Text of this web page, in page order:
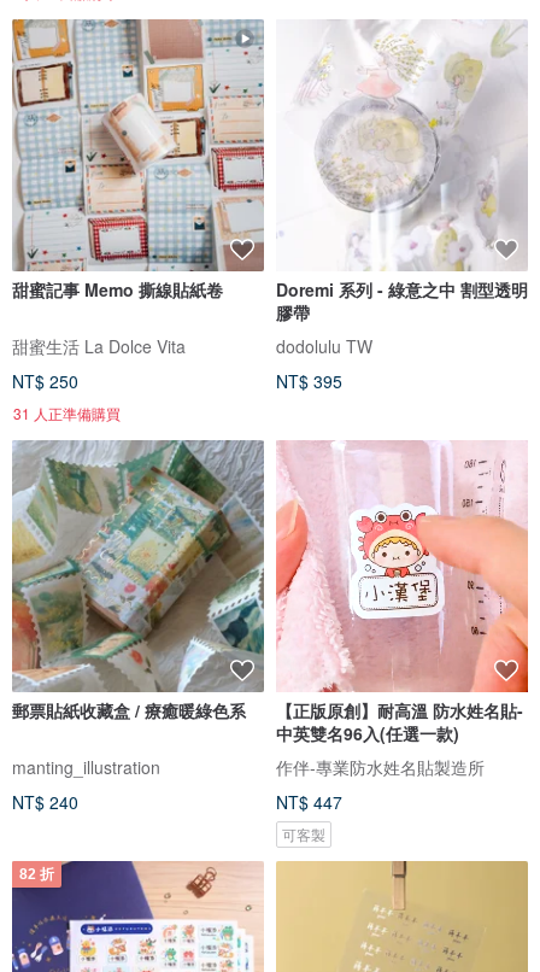
甜蜜記事 Memo 撕線貼紙卷
甜蜜生活 La Dolce Vita
NT$ 250
31 人正準備購買
Doremi 系列 - 綠意之中 割型透明
膠帶
dodolulu TW
NT$ 395
郵票貼紙收藏盒 / 療癒暖綠色系
manting_illustration
NT$ 240
【正版原創】耐高溫 防水姓名貼-
中英雙名96入(任選一款)
作伴-專業防水姓名貼製造所
NT$ 447
可客製
82 折